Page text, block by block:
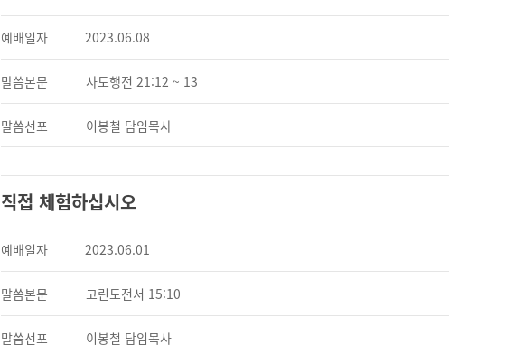
예배일자 2023.06.08
말씀본문 사도행전 21:12 ~ 13
말씀선포 이봉철 담임목사
직접 체험하십시오
예배일자 2023.06.01
말씀본문 고린도전서 15:10
말씀선포 이봉철 담임목사